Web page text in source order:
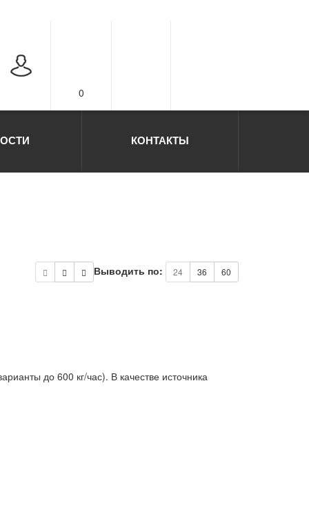
0
КОНТАКТЫ
Выводить по: 24 36 60
до 600 кг/час). В качестве источника